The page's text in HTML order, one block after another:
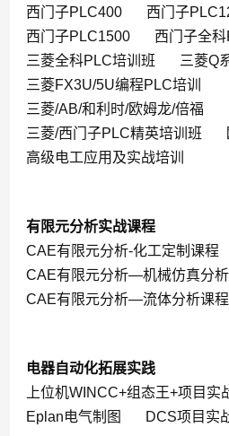
西门子PLC400
西门子
西门子PLC1500
西门子全科
三菱全科PLC培训班
三菱Q
三菱FX3U/5U编程PLC培训
三菱/AB/和利时/欧姆龙/倍福
三菱/西门子PLC精英培训班
高级电工应用及实战培训
有限元分析实战课程
CAE有限元分析-化工定制课程
CAE有限元分析—机械仿真分
CAE有限元分析—流体分析课程
电器自动化拓展实践
上位机WINCC+组态王+项目实
Eplan电气制图
DCS项目实